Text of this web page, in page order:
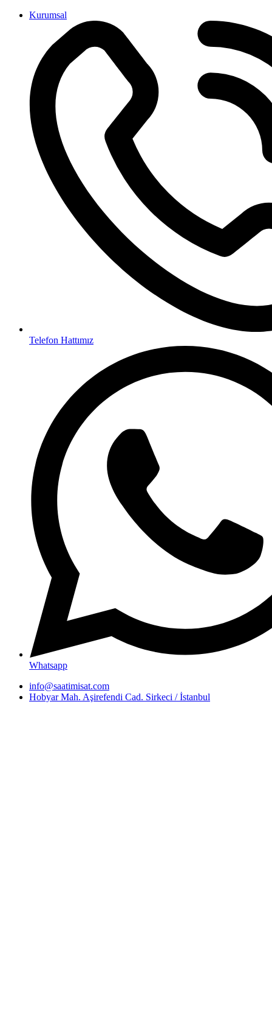
İçeriğeKurumsal
Telefon Hattımız
Whatsapp
info@saatimisat.com
Hobyar Mah. Aşirefendi Cad. Sirkeci / İstanbul